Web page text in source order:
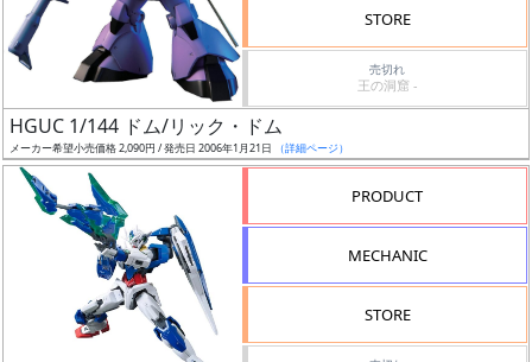
始
前
抽
選
中
STORE
売切れ
王の洞窟 -
HGUC 1/144 ドム/リック・ドム
メーカー希望小売価格 2,090円 / 発売日 2006年1月21日 （詳細ページ）
PRODUCT
MECHANIC
STORE